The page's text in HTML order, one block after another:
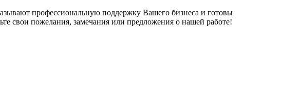
профессиональную поддержку Вашего бизнеса и готовы
свои пожелания, замечания или предложения о нашей работе!